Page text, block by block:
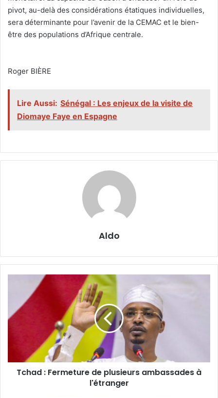
pivot, au-delà des considérations étatiques individuelles,
sera déterminante pour l’avenir de la CEMAC et le bien-
être des populations d’Afrique centrale.
‎Roger BIÈRE
Lire Aussi: Sénégal : Les enjeux de la visite de
Diomaye Faye en Espagne
Aldo
Fermeture
plusieurs
l'étranger
Tchad : Fermeture de plusieurs ambassades à
l'étranger